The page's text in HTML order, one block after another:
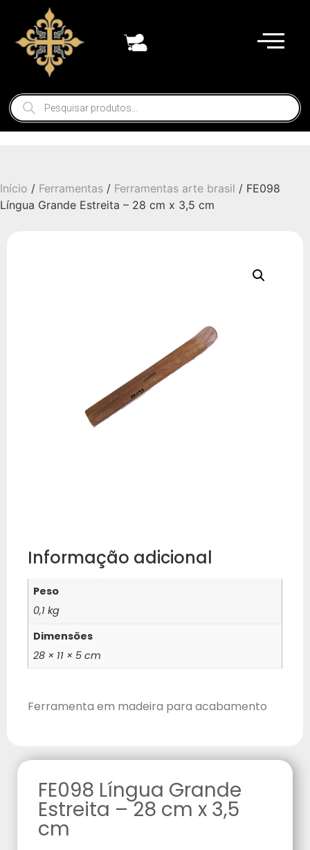
Início / Ferramentas / Ferramentas arte brasil / FE098
Língua Grande Estreita – 28 cm x 3,5 cm
Informação adicional
Peso
0,1 kg
Dimensões
28 × 11 × 5 cm
Ferramenta em madeira para acabamento
FE098 Língua Grande
Estreita – 28 cm x 3,5
cm